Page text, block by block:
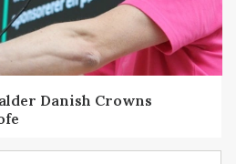
Danish Crowns